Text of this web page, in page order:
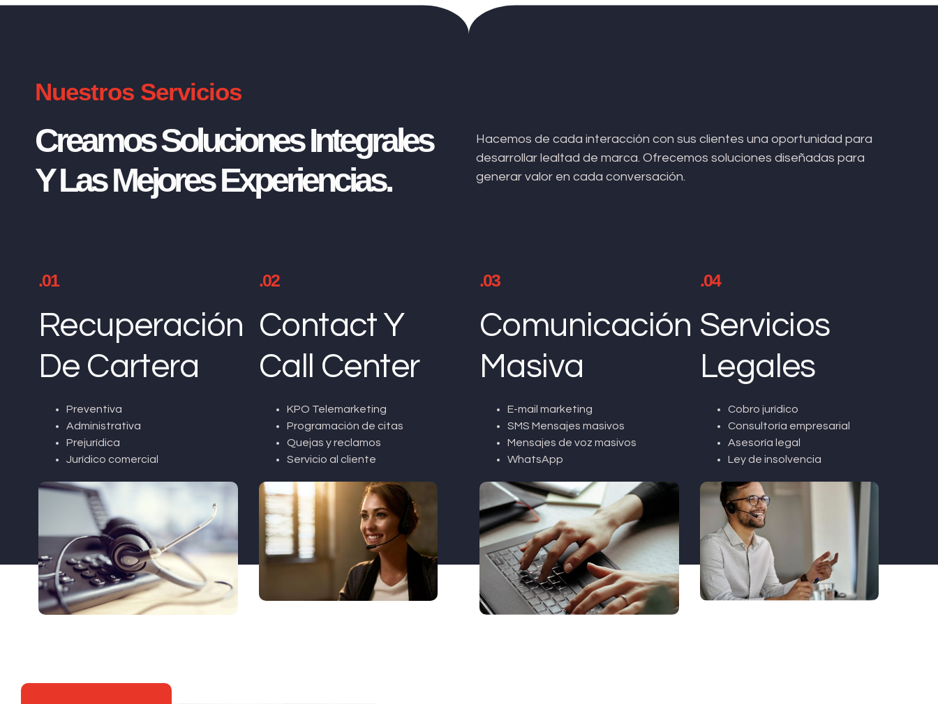
Nuestros Servicios
Creamos Soluciones Integrales
Y Las Mejores Experiencias.
Hacemos de cada interacción con sus clientes una oportunidad para
desarrollar lealtad de marca. Ofrecemos soluciones diseñadas para
generar valor en cada conversación.
.01
Recuperación
De Cartera
Preventiva
Administrativa
Prejurídica
Jurídico comercial
.02
Contact Y
Call Center
KPO Telemarketing
Programación de citas
Quejas y reclamos
Servicio al cliente
.03
Comunicación
Masiva
E-mail marketing
SMS Mensajes masivos
Mensajes de voz masivos
WhatsApp
.04
Servicios
Legales
Cobro jurídico
Consultoría empresarial
Asesoría legal
Ley de insolvencia